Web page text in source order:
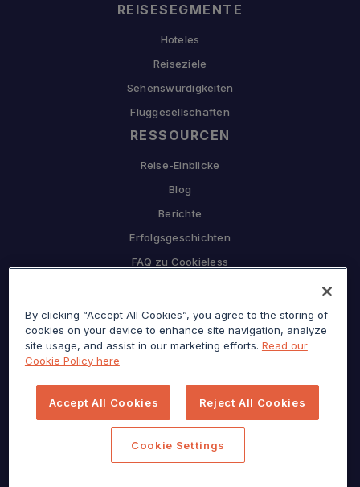
REISESEGMENTE
Hoteles
Reiseziele
Sehenswürdigkeiten
Fluggesellschaften
RESSOURCEN
Reise-Einblicke
Blog
Berichte
Erfolgsgeschichten
FAQ zu Cookieless
Warum Sojern
Partnerschaft mit uns
Presse
Datenschutzzentrum
By clicking “Accept All Cookies”, you agree to the storing of
cookies on your device to enhance site navigation, analyze
site usage, and assist in our marketing efforts. Read our
Cookie Policy here
Accept All Cookies Reject All Cookies
Cookie Settings